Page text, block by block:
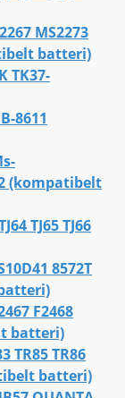
MS2273
batteri)
TK37-
8611
(kompatibelt
TJ65 TJ66
8572T
F2468
batteri)
TR85 TR86
batteri)